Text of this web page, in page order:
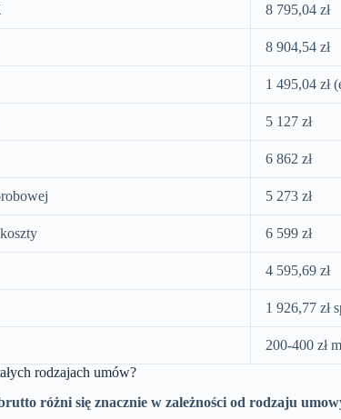
8 795,04 zł
8 904,54 zł
1 495,04 zł
5 127 zł
6 862 zł
5 273 zł
6 599 zł
4 595,69 zł
1 926,77 zł
200-400 zł
rodzajach umów?
różni się znacznie w zależności od rodzaju